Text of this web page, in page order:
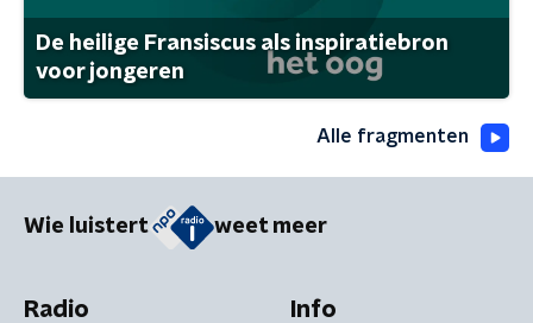
De heilige Fransiscus als inspiratiebron
voor jongeren
Alle fragmenten
Wie luistert weet meer
Radio Info